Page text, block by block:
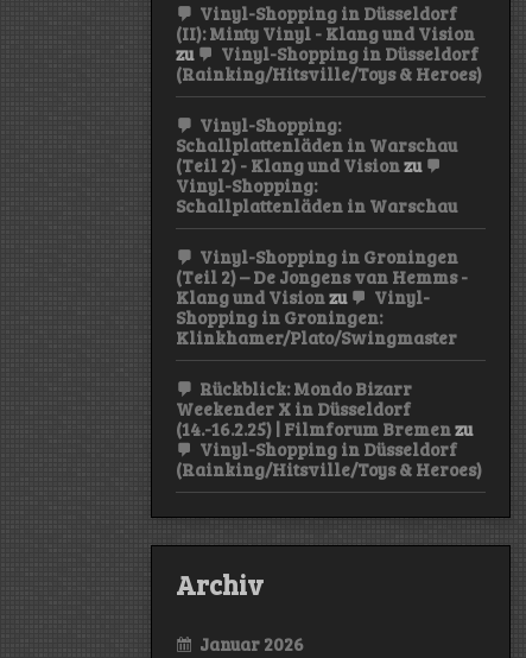
Vinyl-Shopping in Düsseldorf
(II): Minty Vinyl - Klang und Vision
zu
Vinyl-Shopping in Düsseldorf
(Rainking/Hitsville/Toys & Heroes)
Vinyl-Shopping:
Schallplattenläden in Warschau
(Teil 2) - Klang und Visionzu
Vinyl-Shopping:
Schallplattenläden in Warschau
Vinyl-Shopping in Groningen
(Teil 2) – De Jongens van Hemms -
Klang und Visionzu
Vinyl-
Shopping in Groningen:
Klinkhamer/Plato/Swingmaster
Rückblick: Mondo Bizarr
Weekender X in Düsseldorf
(14.-16.2.25) | Filmforum Bremenzu
Vinyl-Shopping in Düsseldorf
(Rainking/Hitsville/Toys & Heroes)
Archiv
Januar 2026